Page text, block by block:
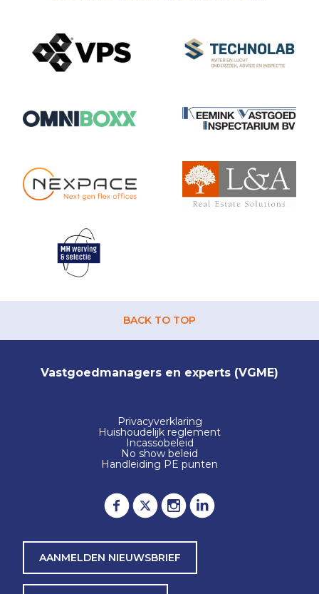
BACK TO TOP
Vastgoedmanagers en experts (VGME)
Privacyverklaring
Huishoudelijk reglement
Incassobeleid
No show beleid
Handleiding PE punten
AANMELDEN NIEUWSBRIEF